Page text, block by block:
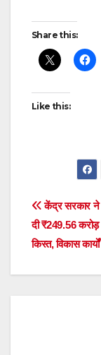
Post
Share this:
Like this:
Post
केंद्र सरकार ने
दी ₹249.56 करोड़
किस्त, विकास